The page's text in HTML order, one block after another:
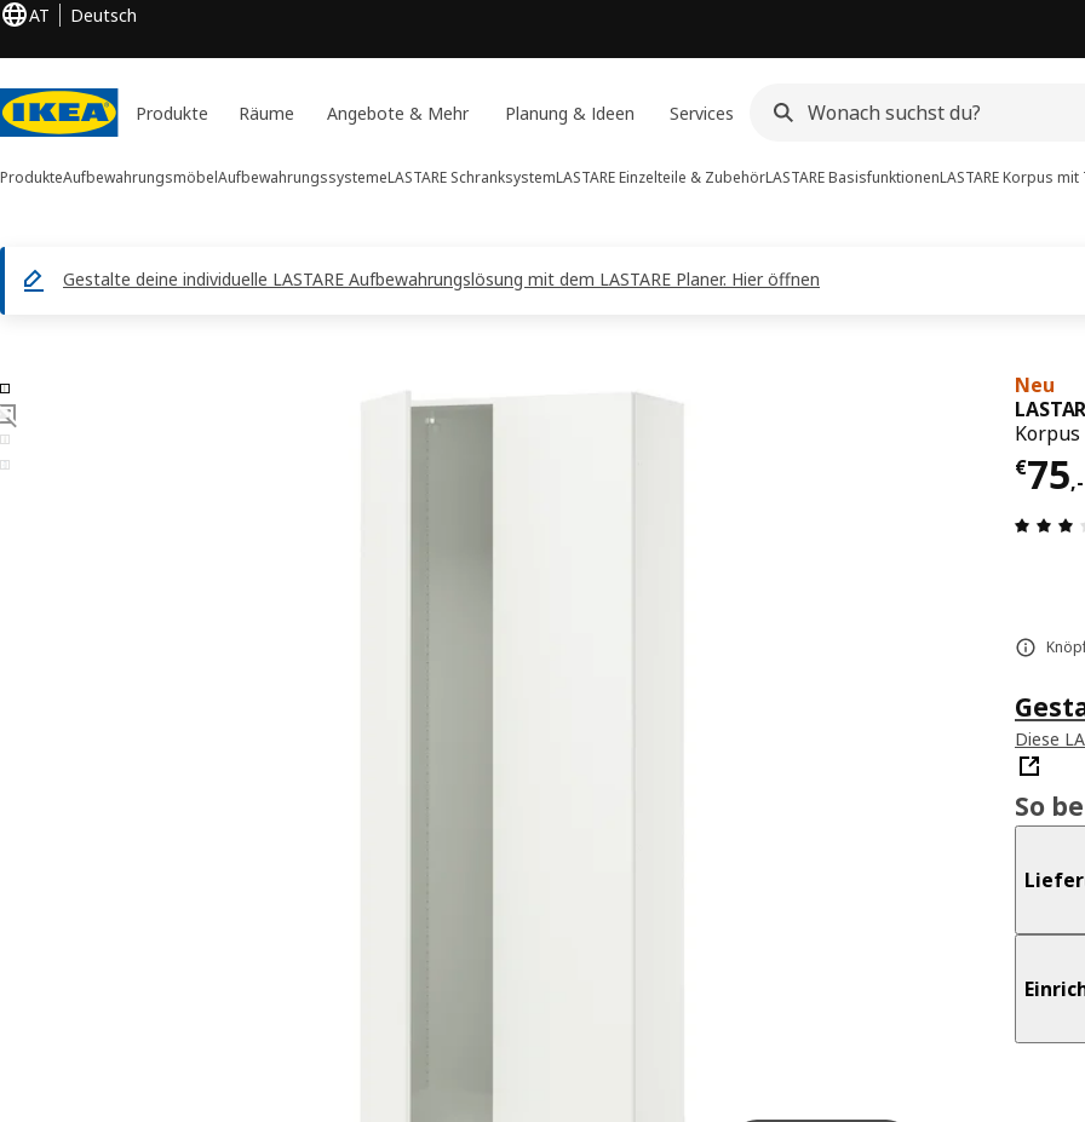
AT Deutsch
Produkte Räume Angebote & Mehr Planung & Ideen Services
ProdukteAufbewahrungsmöbelAufbewahrungssystemeLASTARE SchranksystemLASTARE Einzelteile & ZubehörLASTARE BasisfunktionenLASTAREKorpus mit
Gestalte deine individuelle LASTARE Aufbewahrungslösung mit dem LASTARE Planer. Hier öffnen
4 LASTARE -Bilder
Neu
€75,-
Diese
So